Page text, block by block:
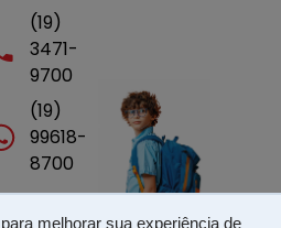
melhorar sua experiência de
(19)
3471-
9700
(19)
99618-
8700